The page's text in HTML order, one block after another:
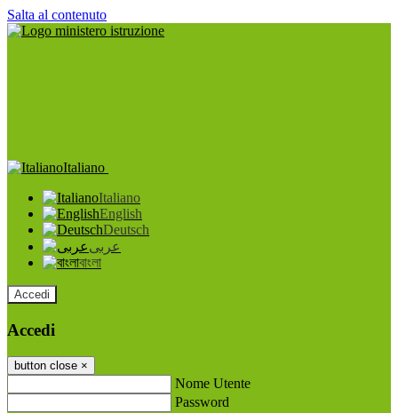
Salta al contenuto
Italiano
Italiano
English
Deutsch
عربى
বাংলা
Accedi
Accedi
button close ×
Nome Utente
Password